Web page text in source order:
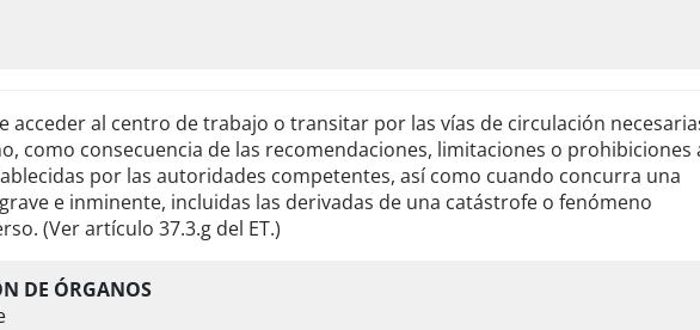
acceder al centro de trabajo o transitar por las vías de circulación
como consecuencia de las recomendaciones, limitaciones o prohibiciones
por las autoridades competentes, así como cuando concurra una
e inminente, incluidas las derivadas de una catástrofe o fenómeno
(Ver artículo 37.3.g del ET.)
DE ÓRGANOS